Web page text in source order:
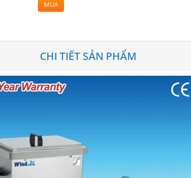
MUA
CHI TIẾT SẢN PHẨM